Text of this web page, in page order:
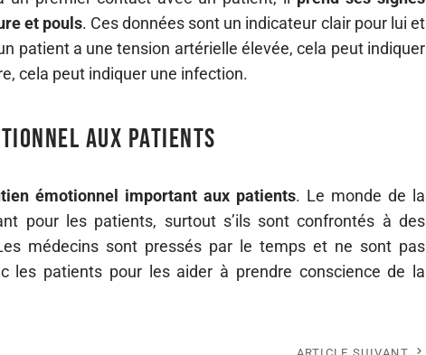
et pouls. Ces données sont un indicateur clair pour lui et
patient a une tension artérielle élevée, cela peut indiquer
cela peut indiquer une infection.
aux patients
émotionnel important aux patients. Le monde de la
pour les patients, surtout s’ils sont confrontés à des
médecins sont pressés par le temps et ne sont pas
les patients pour les aider à prendre conscience de la